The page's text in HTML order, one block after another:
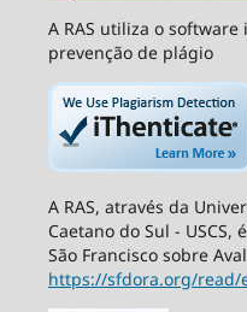
A RAS utiliza o
prevenção de plágio
A RAS, através da
Caetano do Sul -
São Francisco sobre
https://sfdora.org/read/